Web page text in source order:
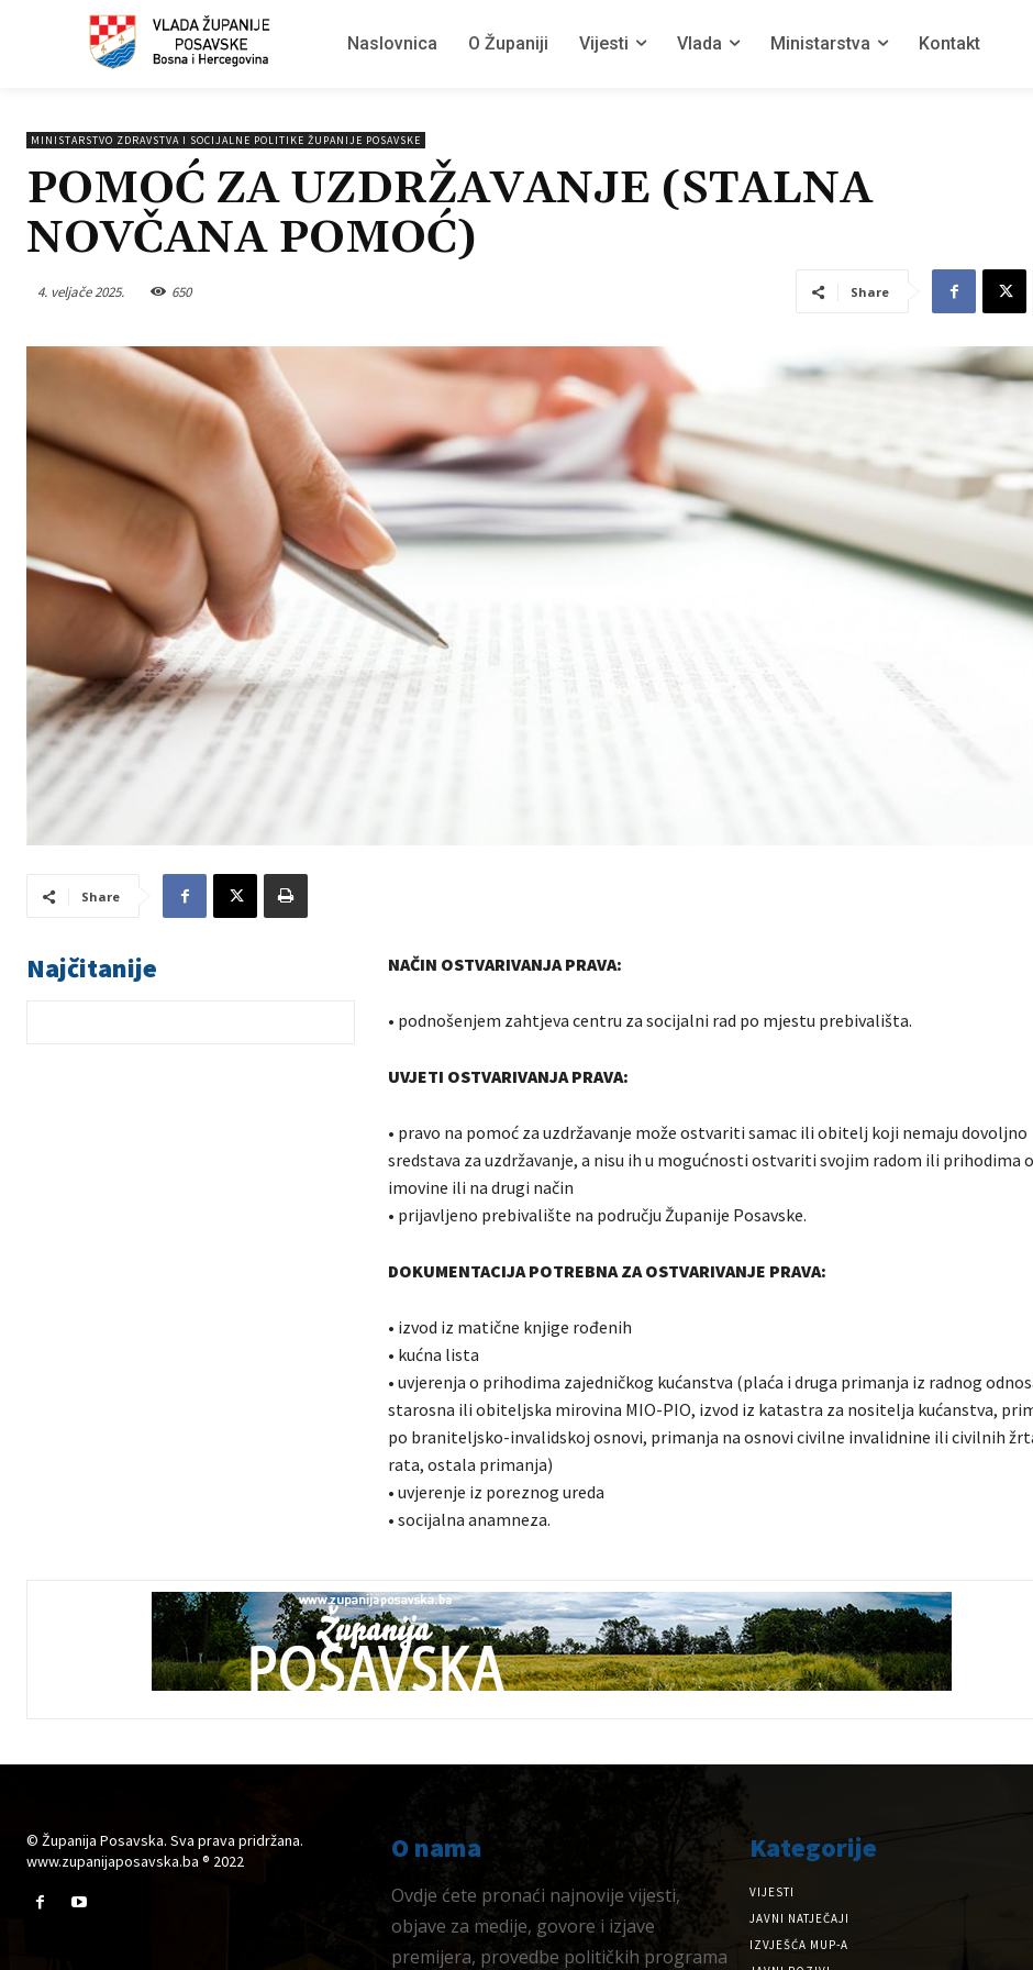
Naslovnica O Županiji Vijesti Vlada Ministarstva Kontakt
MINISTARSTVO ZDRAVSTVA I SOCIJALNE POLITIKE ŽUPANIJE POSAVSKE
POMOĆ ZA UZDRŽAVANJE (STALNA
NOVČANA POMOĆ)
4. veljače 2025. 650 Share
Share
Najčitanije NAČIN OSTVARIVANJA PRAVA:
• podnošenjem zahtjeva centru za socijalni rad po mjestu prebivališta.
UVJETI OSTVARIVANJA PRAVA:
• pravo na pomoć za uzdržavanje može ostvariti samac ili obitelj koji nemaju dovoljno
sredstava za uzdržavanje, a nisu ih u mogućnosti ostvariti svojim radom ili prihodima
imovine ili na drugi način
• prijavljeno prebivalište na području Županije Posavske.
DOKUMENTACIJA POTREBNA ZA OSTVARIVANJE PRAVA:
• izvod iz matične knjige rođenih
• kućna lista
• uvjerenja o prihodima zajedničkog kućanstva (plaća i druga primanja iz radnog
starosna ili obiteljska mirovina MIO-PIO, izvod iz katastra za nositelja kućanstva,
po braniteljsko-invalidskoj osnovi, primanja na osnovi civilne invalidnine ili civilnih
rata, ostala primanja)
• uvjerenje iz poreznog ureda
• socijalna anamneza.
© Županija Posavska. Sva prava pridržana.
www.zupanijaposavska.ba ® 2022
O nama
Ovdje ćete pronaći najnovije vijesti,
objave za medije, govore i izjave
premijera, provedbe političkih programa
Kategorije
VIJESTI
JAVNI NATJEČAJI
IZVJEŠĆA MUP-A